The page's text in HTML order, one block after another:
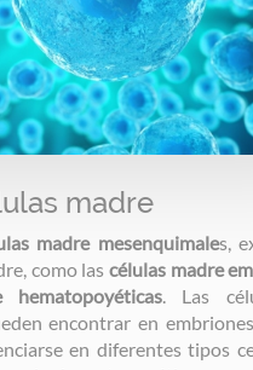
madre
madre mesenquimales,
como las células madre
hematopoyéticas . Las
encontrar en
en diferentes tipos